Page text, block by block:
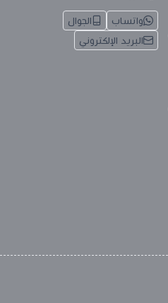
واتساب
الجوال
البريد الإلكتروني